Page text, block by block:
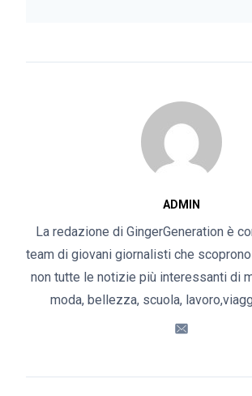
ADMIN
La redazione di GingerGeneration è
team di giovani giornalisti che
non tutte le notizie più interessanti di
moda, bellezza, scuola,